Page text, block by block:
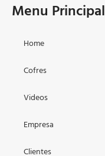
Menu Principal
Home
Cofres
Videos
Empresa
Clientes